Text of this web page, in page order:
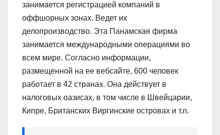
занимается регистрацией компаний в
оффшорных зонах. Ведет их
делопроизводство. Эта Панамская фирма
занимается международными операциями во
всем мире. Согласно информации,
размещенной на ее вебсайте, 600 человек
работает в 42 странах. Она действует в
налоговых оазисах, в том числе в Швейцарии,
Кипре, Британских Виргинские островах и т.п.